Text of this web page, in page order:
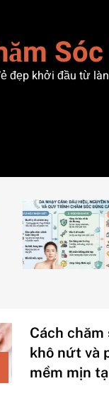
đẹp khởi đầu từ
Cách chăm
khô nứt và
mềm mịn